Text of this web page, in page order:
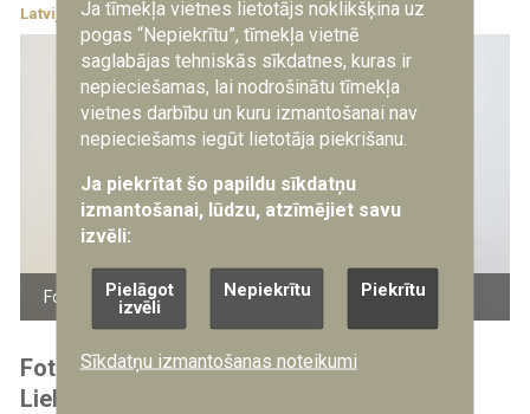
Latvijā 4.08.2026
Foto: Gatis Dieziņš/Aizsardzības ministrija
Foto: NATO AWACS gaisa kuģis nolaižas
Lielvārdē
Ja tīmekļa vietnes lietotājs noklikšķina uz
pogas “Nepiekrītu”, tīmekļa vietnē
saglabājas tehniskās sīkdatnes, kuras ir
nepieciešamas, lai nodrošinātu tīmekļa
vietnes darbību un kuru izmantošanai nav
nepieciešams iegūt lietotāja piekrišanu.
Ja piekrītat šo papildu sīkdatņu
izmantošanai, lūdzu, atzīmējiet savu
izvēli:
Pielāgot
izvēli
Nepiekrītu Piekrītu
Sīkdatņu izmantošanas noteikumi